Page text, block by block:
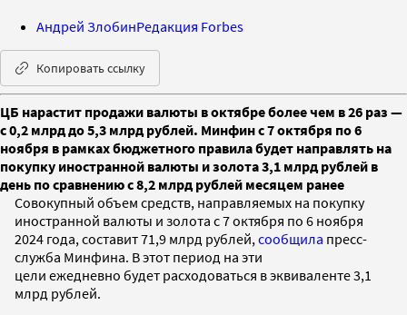
Андрей ЗлобинРедакция Forbes
Копировать ссылку
ЦБ нарастит продажи валюты в октябре более чем в 26 раз —
с 0,2 млрд до 5,3 млрд рублей. Минфин с 7 октября по 6
ноября в рамках бюджетного правила будет направлять на
покупку иностранной валюты и золота 3,1 млрд рублей в
день по сравнению с 8,2 млрд рублей месяцем ранее
Совокупный объем средств, направляемых на покупку
иностранной валюты и золота с 7 октября по 6 ноября
2024 года, составит 71,9 млрд рублей, сообщила пресс-
служба Минфина. В этот период на эти
цели ежедневно будет расходоваться в эквиваленте 3,1
млрд рублей.